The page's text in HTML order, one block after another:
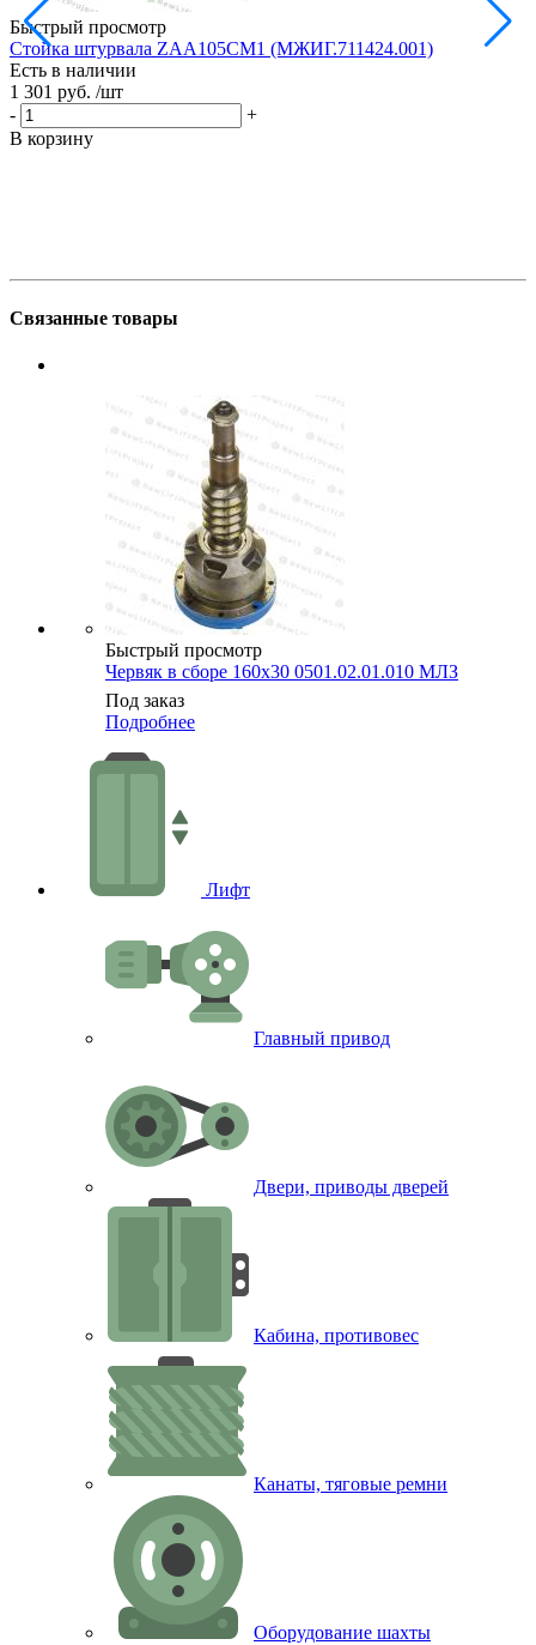
Быстрый просмотр
Стойка штурвала ZAA105CM1 (МЖИГ.711424.001)
Есть в наличии
1 301 руб. /шт
-
+
В корзину
Связанные товары
Быстрый просмотр
Червяк в сборе 160х30 0501.02.01.010 МЛЗ
Под заказ
Подробнее
Лифт
Главный привод
Двери, приводы дверей
Кабина, противовес
Канаты, тяговые ремни
Оборудование шахты